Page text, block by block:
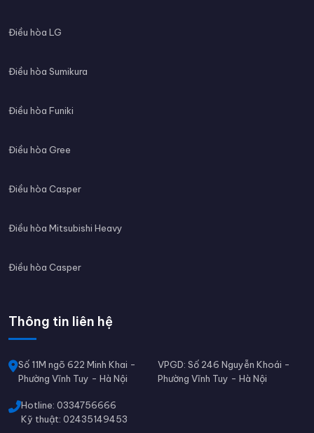
Điều hòa LG
Điều hòa Sumikura
Điều hòa Funiki
Điều hòa Gree
Điều hòa Casper
Điều hòa Mitsubishi Heavy
Điều hòa Casper
Thông tin liên hệ
Số 11M ngõ 622 Minh Khai -
Phường Vĩnh Tuy - Hà Nội
VPGD: Số 246 Nguyễn Khoái -
Phường Vĩnh Tuy - Hà Nội
Hotline: 0334756666
Kỹ thuật: 02435149453